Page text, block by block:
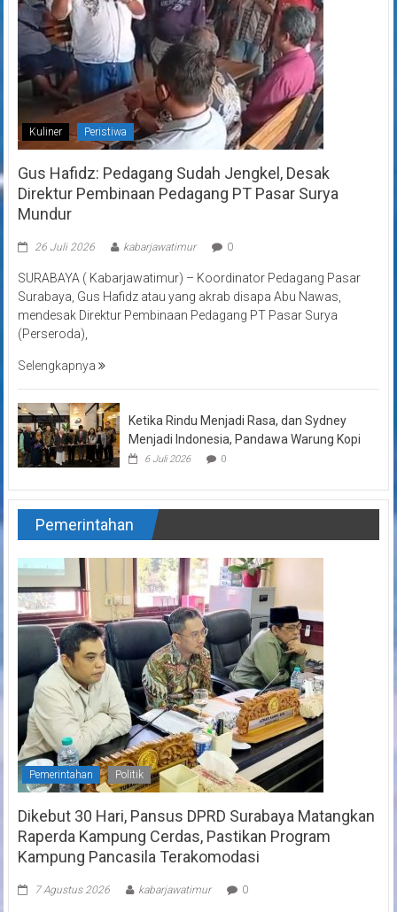
Kuliner Peristiwa
Gus Hafidz: Pedagang Sudah Jengkel, Desak
Direktur Pembinaan Pedagang PT Pasar Surya
Mundur
26 Juli 2026 kabarjawatimur 0
SURABAYA ( Kabarjawatimur) – Koordinator Pedagang Pasar
Surabaya, Gus Hafidz atau yang akrab disapa Abu Nawas,
mendesak Direktur Pembinaan Pedagang PT Pasar Surya
(Perseroda),
Selengkapnya
Ketika Rindu Menjadi Rasa, dan Sydney
Menjadi Indonesia, Pandawa Warung Kopi
6 Juli 2026 0
Pemerintahan
Pemerintahan Politik
Dikebut 30 Hari, Pansus DPRD Surabaya Matangkan
Raperda Kampung Cerdas, Pastikan Program
Kampung Pancasila Terakomodasi
7 Agustus 2026 kabarjawatimur 0